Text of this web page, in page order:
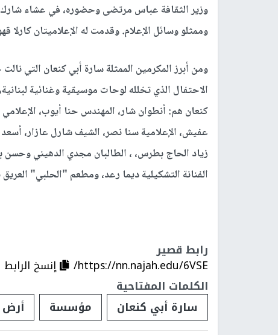
وزير الثقافة عباس مرتضى وحضوره، في عشاء
وممثلو وسائل الإعلام. وقدمت له الإعلاميتان كارلا
ومن أبرز المكرمين الممثلة سارة أبي كنعان التي
الاحتفال الذي تخلله لوحات موسيقية وغنائية
كنعان هم: أنطوان شار، المهندس حنا أيوب،
عفيش، الإعلامية سنا نصر، الشيف شارل عازار،
زياد الحاج بطرس، ، الطالبان مجدي الدهيني وحسن
الفنانة التشكيلية ديما رعد، ومطعم "الحلبي" العريق
رابط قصير
https://nn.najah.edu/6VSE/
إنسخ الرابط
الكلمات المفتاحية
سارة أبي كنعان
مؤسسة أرض